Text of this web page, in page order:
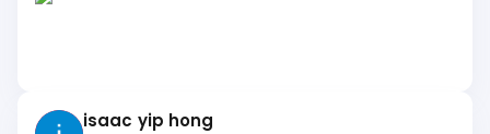
isaac yip hong